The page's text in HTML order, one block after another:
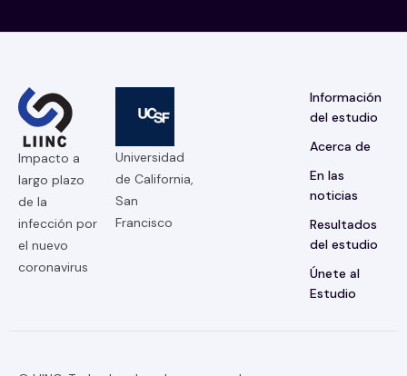
Impacto a
largo plazo
de la
infección por
el nuevo
coronavirus
Universidad
de California,
San
Francisco
Información
del estudio
Acerca de
En las
noticias
Resultados
del estudio
Únete al
Estudio